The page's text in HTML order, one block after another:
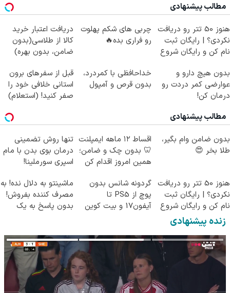
مطالب پیشنهادی
هنوز 50 تتر رو دریافت
نکردی؟ | رایگان ثبت
نام کن و رایگان شروع
چربی های شکم پهلوت
رو فراری بده🔥
دریافت اعتبار خرید
کالا از طلاسی(بدون
ضامن، بدون بهره)
بدون هیچ دارو و
عوارضی کمر دردت رو
درمان کن!
خداحافظی با کمردرد،
بدون قرص و آمپول
قبل از سفرهای برون
استانی خلافی خود را
صفر کنید! (استعلام)
مطالب پیشنهادی
بدون ضامن وام بگیر،
طلا بخر 😍
اقساط ۱۲ ماهه ایمپلنت
🦷 بدون چک و ضامن؛
همین امروز اقدام کن
تنها روش تضمینی
درمان بوی بدن با مام
اسپری سورملینا!
هنوز 50 تتر رو دریافت
نکردی؟ | رایگان ثبت
نام کن و رایگان شروع
کن!
گردونه شانس بدون
پوچ از PS5 تا
آیفون17 و بیت کوین
ماشینتو به دلال نده! به
مصرف کننده بفروش!
بدون پاسخ به یک
زنده پیشنهادی